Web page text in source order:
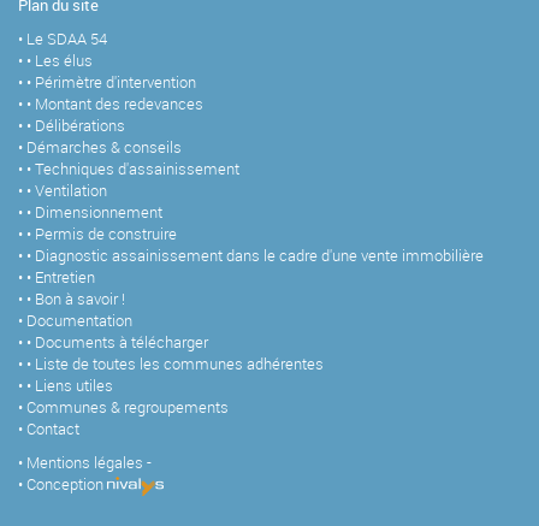
Plan du site
Le SDAA 54
Les élus
Périmètre d'intervention
Montant des redevances
Délibérations
Démarches & conseils
Techniques d'assainissement
Ventilation
Dimensionnement
Permis de construire
Diagnostic assainissement dans le cadre d'une vente immobilière
Entretien
Bon à savoir !
Documentation
Documents à télécharger
Liste de toutes les communes adhérentes
Liens utiles
Communes & regroupements
Contact
Mentions légales -
Conception